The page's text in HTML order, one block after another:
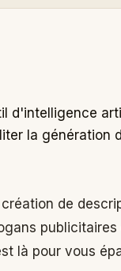
d'intelligence
la génération
de
là pour vous